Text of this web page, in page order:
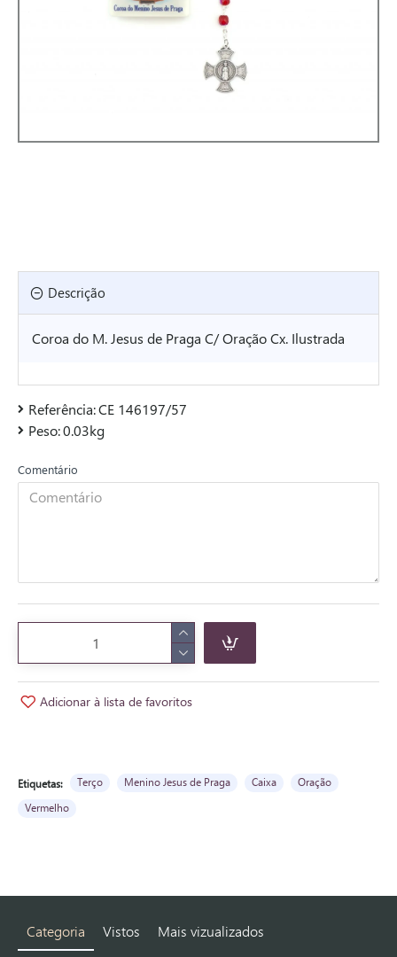
Descrição
Coroa do M. Jesus de Praga C/ Oração Cx. Ilustrada
Referência:CE 146197/57
Peso:0.03kg
Comentário
Adicionar à lista de favoritos
Etiquetas: Terço Menino Jesus de Praga Caixa
Oração
Vermelho
Categoria Vistos Mais vizualizados